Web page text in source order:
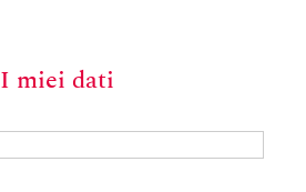
I miei dati